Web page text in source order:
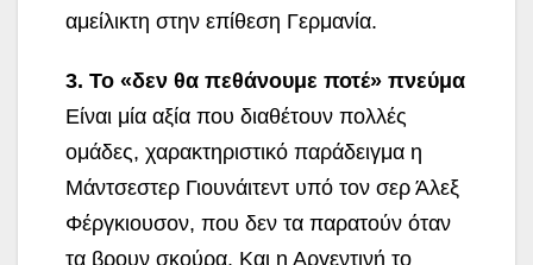
αμείλικτη στην επίθεση Γερμανία.
3. Το «δεν θα πεθάνουμε ποτέ» πνεύμα
Είναι μία αξία που διαθέτουν πολλές
ομάδες, χαρακτηριστικό παράδειγμα η
Μάντσεστερ Γιουνάιτεντ υπό τον σερ Άλεξ
Φέργκιουσον, που δεν τα παρατούν όταν
τα βρουν σκούρα. Και η Αργεντινή το